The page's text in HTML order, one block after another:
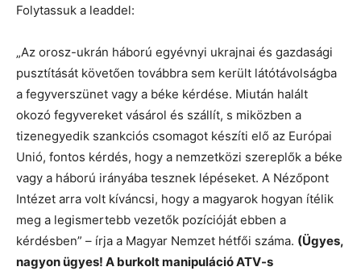
Folytassuk a leaddel:
„Az orosz-ukrán háború egyévnyi ukrajnai és gazdasági
pusztítását követően továbbra sem került látótávolságba
a fegyverszünet vagy a béke kérdése. Miután halált
okozó fegyvereket vásárol és szállít, s miközben a
tizenegyedik szankciós csomagot készíti elő az Európai
Unió, fontos kérdés, hogy a nemzetközi szereplők a béke
vagy a háború irányába tesznek lépéseket. A Nézőpont
Intézet arra volt kíváncsi, hogy a magyarok hogyan ítélik
meg a legismertebb vezetők pozícióját ebben a
kérdésben” – írja a Magyar Nemzet hétfői száma. (Ügyes,
nagyon ügyes! A burkolt manipuláció ATV-s